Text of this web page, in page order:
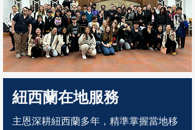
Why Jomel?
​紐西蘭在地服務
主恩深耕紐西蘭多年，精準掌握當地移